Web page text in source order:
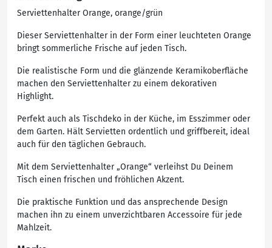
Serviettenhalter Orange, orange/grün
Dieser Serviettenhalter in der Form einer leuchteten Orange
bringt sommerliche Frische auf jeden Tisch.
Die realistische Form und die glänzende Keramikoberfläche
machen den Serviettenhalter zu einem dekorativen
Highlight.
Perfekt auch als Tischdeko in der Küche, im Esszimmer oder
dem Garten. Hält Servietten ordentlich und griffbereit, ideal
auch für den täglichen Gebrauch.
Mit dem Serviettenhalter „Orange“ verleihst Du Deinem
Tisch einen frischen und fröhlichen Akzent.
Die praktische Funktion und das ansprechende Design
machen ihn zu einem unverzichtbaren Accessoire für jede
Mahlzeit.